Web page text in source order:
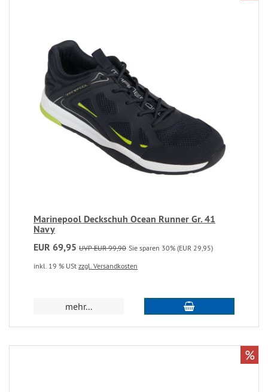
Marinepool Deckschuh Ocean Runner Gr. 41
Navy
EUR 69,95 UVP EUR 99,90 Sie sparen 30% (EUR 29,95)
inkl. 19 % USt zzgl. Versandkosten
mehr...
%